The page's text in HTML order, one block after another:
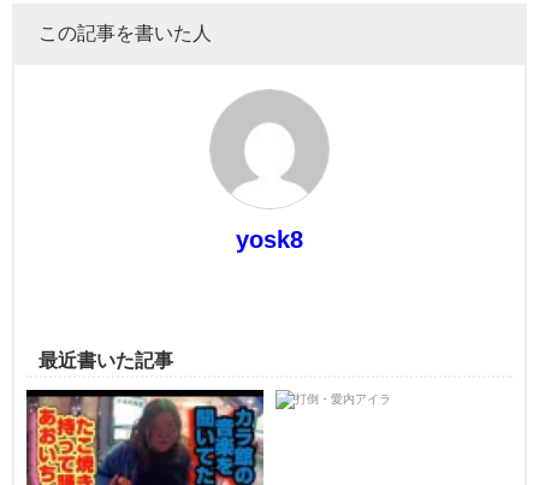
この記事を書いた人
yosk8
最近書いた記事